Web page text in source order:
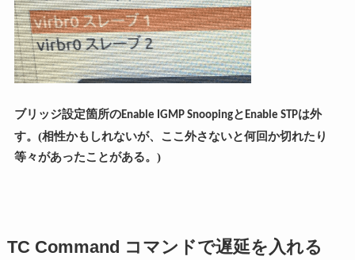
ブリッジ設定箇所のEnable IGMP SnoopingとEnable STPは外
す。(相性かもしれないが、ここ外さないと何回か切れたり
等々があったことがある。)
TC Command コマンドで遅延を入れる